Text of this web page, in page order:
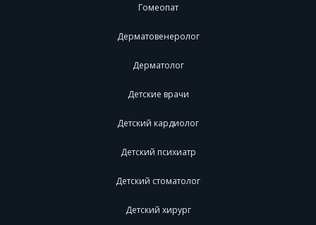
Гомеопат
Дерматовенеролог
Дерматолог
Детские врачи
Детский кардиолог
Детский психиатр
Детский стоматолог
Детский хирург